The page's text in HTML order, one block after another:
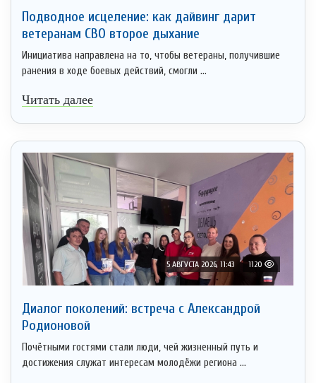
Подводное исцеление: как дайвинг дарит
ветеранам СВО второе дыхание
Инициатива направлена на то, чтобы ветераны, получившие
ранения в ходе боевых действий, смогли ...
Читать далее
5 АВГУСТА 2026, 11:43 1120
Диалог поколений: встреча с Александрой
Родионовой
Почётными гостями стали люди, чей жизненный путь и
достижения служат интересам молодёжи региона ...